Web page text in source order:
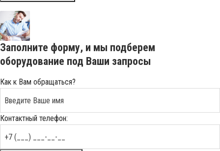
Заполните форму, и мы подберем
оборудование под Ваши запросы
Как к Вам обращаться?
Контактный телефон: